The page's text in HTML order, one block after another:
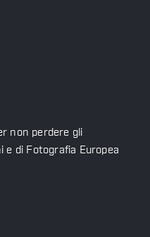
non perdere gli
e di Fotografia Europea